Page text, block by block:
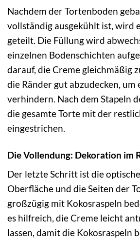
Nachdem der Tortenboden
vollständig ausgekühlt ist, wird
geteilt. Die Füllung wird
einzelnen Bodenschichten
darauf, die Creme gleichmäßig
die Ränder gut abzudecken, um
verhindern. Nach dem Stapeln
die gesamte Torte mit der
eingestrichen.
Die Vollendung: Dekoration im
Der letzte Schritt ist die
Oberfläche und die Seiten der
großzügig mit Kokosraspeln
es hilfreich, die Creme leicht
lassen, damit die Kokosraspeln